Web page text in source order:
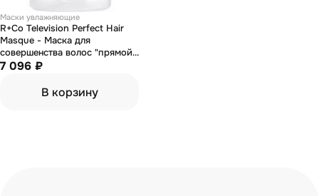
Маски увлажняющие
R+Co Television Perfect Hair
Masque - Маска для
совершенства волос "прямой
эфир" 147 мл
7 096 ₽
В корзину